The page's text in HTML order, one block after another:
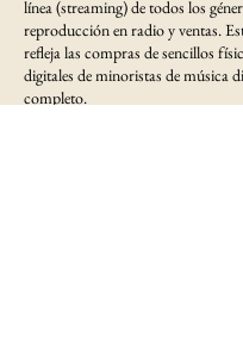
línea (streaming) de todos los
reproducción en radio y ventas.
refleja las compras de sencillos
digitales de minoristas de música
completo.